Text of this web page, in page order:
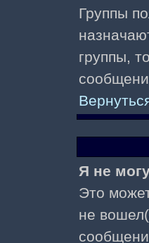
Группы
группы,
Я не
Это
не